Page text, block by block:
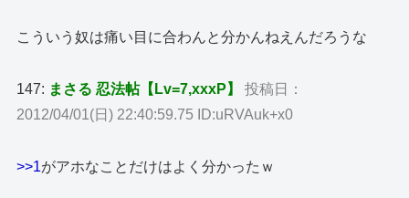
こういう奴は痛い目に合わんと分かんねえんだろうな
147: まさる 忍法帖【Lv=7,xxxP】投稿日：
2012/04/01(日) 22:40:59.75 ID:uRVAuk+x0
>>1がアホなことだけはよく分かったｗ